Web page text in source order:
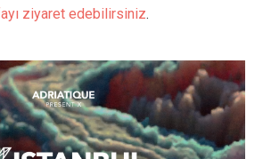
ziyaret edebilirsiniz.